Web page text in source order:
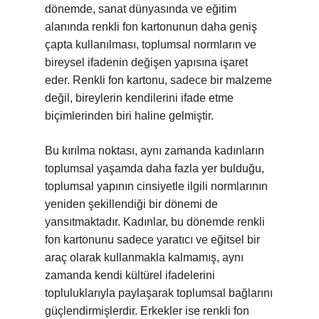
dönemde, sanat dünyasında ve eğitim
alanında renkli fon kartonunun daha geniş
çapta kullanılması, toplumsal normların ve
bireysel ifadenin değişen yapısına işaret
eder. Renkli fon kartonu, sadece bir malzeme
değil, bireylerin kendilerini ifade etme
biçimlerinden biri haline gelmiştir.
Bu kırılma noktası, aynı zamanda kadınların
toplumsal yaşamda daha fazla yer bulduğu,
toplumsal yapının cinsiyetle ilgili normlarının
yeniden şekillendiği bir dönemi de
yansıtmaktadır. Kadınlar, bu dönemde renkli
fon kartonunu sadece yaratıcı ve eğitsel bir
araç olarak kullanmakla kalmamış, aynı
zamanda kendi kültürel ifadelerini
topluluklarıyla paylaşarak toplumsal bağlarını
güçlendirmişlerdir. Erkekler ise renkli fon